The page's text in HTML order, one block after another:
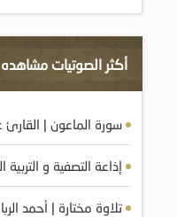
أكثر الصوتيات مشاهده
سورة الماعون | القارئ
إذاعة التصفية و التربية
تلاوة مختارة | أحمد